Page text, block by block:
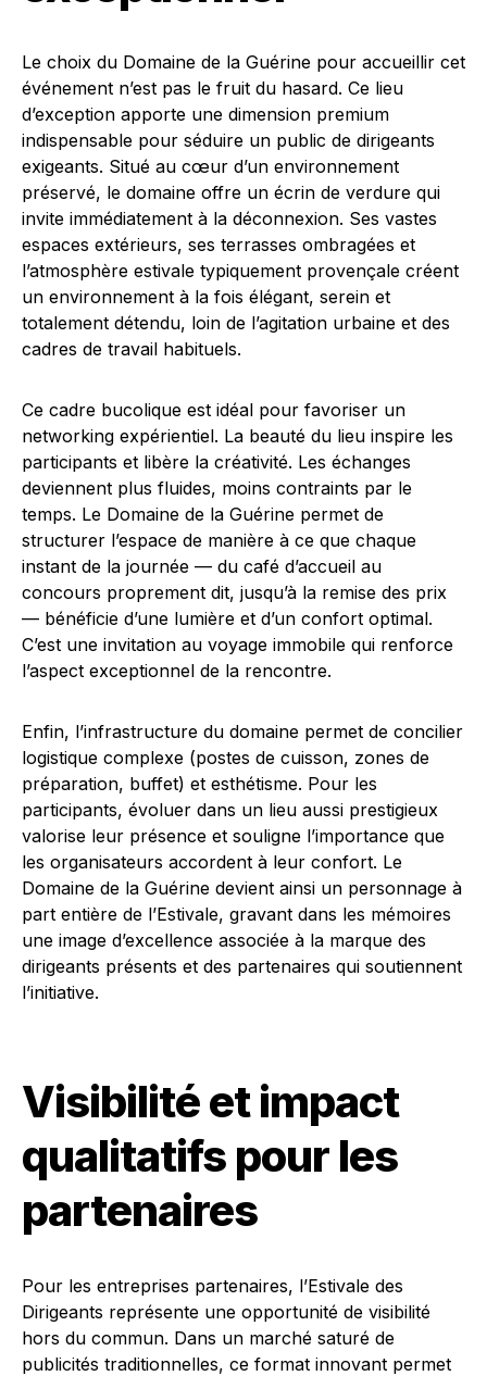
Le choix du Domaine de la Guérine pour accueillir cet
événement n’est pas le fruit du hasard. Ce lieu
d’exception apporte une dimension premium
indispensable pour séduire un public de dirigeants
exigeants. Situé au cœur d’un environnement
préservé, le domaine offre un écrin de verdure qui
invite immédiatement à la déconnexion. Ses vastes
espaces extérieurs, ses terrasses ombragées et
l’atmosphère estivale typiquement provençale créent
un environnement à la fois élégant, serein et
totalement détendu, loin de l’agitation urbaine et des
cadres de travail habituels.
Ce cadre bucolique est idéal pour favoriser un
networking expérientiel. La beauté du lieu inspire les
participants et libère la créativité. Les échanges
deviennent plus fluides, moins contraints par le
temps. Le Domaine de la Guérine permet de
structurer l’espace de manière à ce que chaque
instant de la journée — du café d’accueil au
concours proprement dit, jusqu’à la remise des prix
— bénéficie d’une lumière et d’un confort optimal.
C’est une invitation au voyage immobile qui renforce
l’aspect exceptionnel de la rencontre.
Enfin, l’infrastructure du domaine permet de concilier
logistique complexe (postes de cuisson, zones de
préparation, buffet) et esthétisme. Pour les
participants, évoluer dans un lieu aussi prestigieux
valorise leur présence et souligne l’importance que
les organisateurs accordent à leur confort. Le
Domaine de la Guérine devient ainsi un personnage à
part entière de l’Estivale, gravant dans les mémoires
une image d’excellence associée à la marque des
dirigeants présents et des partenaires qui soutiennent
l’initiative.
Visibilité et impact
qualitatifs pour les
partenaires
Pour les entreprises partenaires, l’Estivale des
Dirigeants représente une opportunité de visibilité
hors du commun. Dans un marché saturé de
publicités traditionnelles, ce format innovant permet